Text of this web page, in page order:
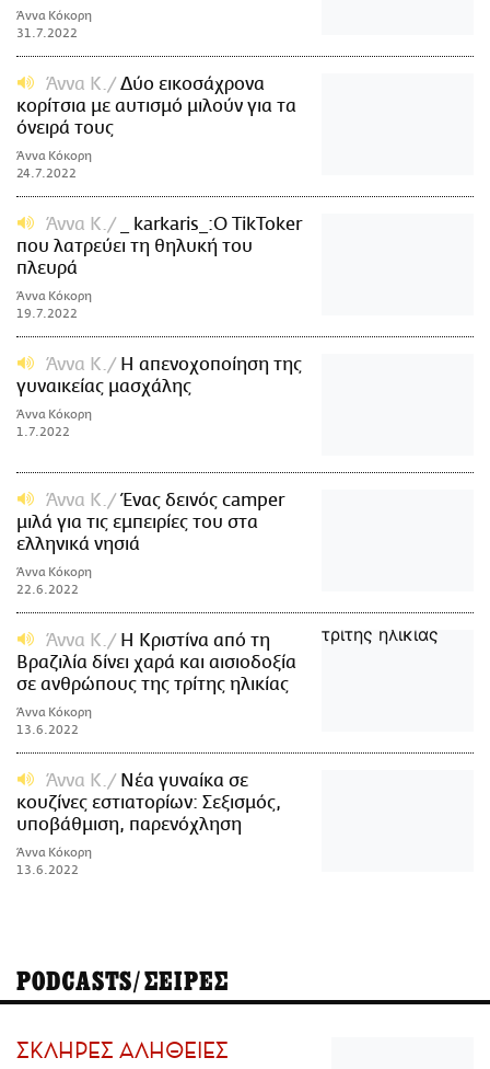
Άννα Κόκορη
31.7.2022
Άννα Κ.
Δύο εικοσάχρονα
κορίτσια με αυτισμό μιλούν για τα
όνειρά τους
Άννα Κόκορη
24.7.2022
Άννα Κ.
_ karkaris_:Ο TikToker
που λατρεύει τη θηλυκή του
πλευρά
Άννα Κόκορη
19.7.2022
Άννα Κ.
Η απενοχοποίηση της
γυναικείας μασχάλης
Άννα Κόκορη
1.7.2022
Άννα Κ.
Ένας δεινός camper
μιλά για τις εμπειρίες του στα
ελληνικά νησιά
Άννα Κόκορη
22.6.2022
Άννα Κ.
Η Κριστίνα από τη
Βραζιλία δίνει χαρά και αισιοδοξία
σε ανθρώπους της τρίτης ηλικίας
Άννα Κόκορη
13.6.2022
Άννα Κ.
Νέα γυναίκα σε
κουζίνες εστιατορίων: Σεξισμός,
υποβάθμιση, παρενόχληση
Άννα Κόκορη
13.6.2022
PODCASTS/ΣΕΙΡΕΣ
ΣΚΛΗΡΕΣ ΑΛΗΘΕΙΕΣ